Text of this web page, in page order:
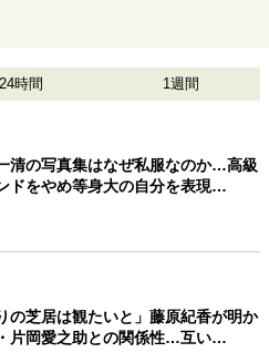
24時間 1週間
清の写真集はなぜ私服なのか…高級
ドをやめ等身大の自分を表現…
の芝居は観たいと」藤原紀香が明か
片岡愛之助との関係性…互い…